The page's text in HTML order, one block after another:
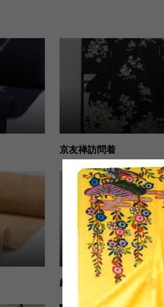
京友禅訪問着
絞り風梅柄小紋